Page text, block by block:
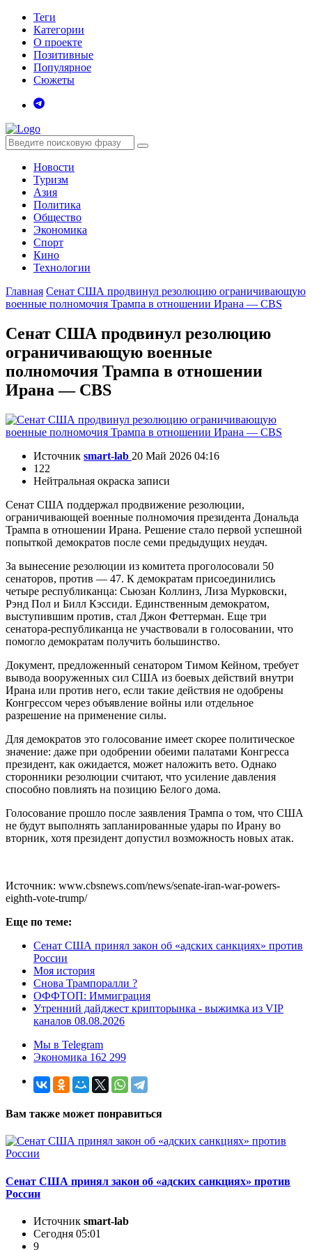
Теги
Категории
О проекте
Позитивные
Популярное
Сюжеты
Новости
Туризм
Азия
Политика
Общество
Экономика
Спорт
Кино
Технологии
Главная Сенат США продвинул резолюцию ограничивающую
военные полномочия Трампа в отношении Ирана — CBS
Сенат США продвинул резолюцию
ограничивающую военные
полномочия Трампа в отношении
Ирана — CBS
Источник smart-lab 20 Май 2026 04:16
122
Нейтральная окраска записи
Сенат США поддержал продвижение резолюции,
ограничивающей военные полномочия президента Дональда
Трампа в отношении Ирана. Решение стало первой успешной
попыткой демократов после семи предыдущих неудач.
За вынесение резолюции из комитета проголосовали 50
сенаторов, против — 47. К демократам присоединились
четыре республиканца: Сьюзан Коллинз, Лиза Мурковски,
Рэнд Пол и Билл Кэссиди. Единственным демократом,
выступившим против, стал Джон Феттерман. Еще три
сенатора-республиканца не участвовали в голосовании, что
помогло демократам получить большинство.
Документ, предложенный сенатором Тимом Кейном, требует
вывода вооруженных сил США из боевых действий внутри
Ирана или против него, если такие действия не одобрены
Конгрессом через объявление войны или отдельное
разрешение на применение силы.
Для демократов это голосование имеет скорее политическое
значение: даже при одобрении обеими палатами Конгресса
президент, как ожидается, может наложить вето. Однако
сторонники резолюции считают, что усиление давления
способно повлиять на позицию Белого дома.
Голосование прошло после заявления Трампа о том, что США
не будут выполнять запланированные удары по Ирану во
вторник, хотя президент допустил возможность новых атак.
Источник: www.cbsnews.com/news/senate-iran-war-powers-
eighth-vote-trump/
Еще по теме:
Сенат США принял закон об «адских санкциях» против
России
Моя история
Снова Трампоралли ?
ОФФТОП: Иммиграция
Утренний дайджест крипторынка - выжимка из VIP
каналов 08.08.2026
Мы в Telegram
Экономика 162 299
Вам также может понравиться
Сенат США принял закон об «адских санкциях» против
России
Источник smart-lab
Сегодня 05:01
9